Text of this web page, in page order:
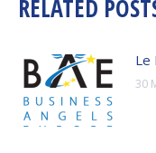
RELATED
Le
30